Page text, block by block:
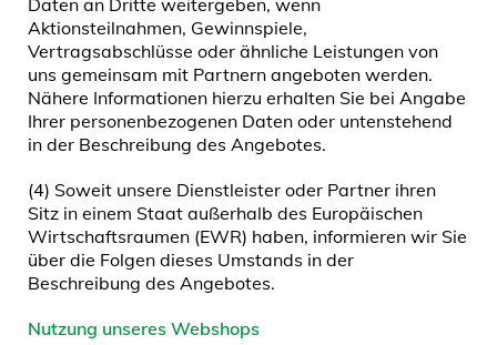
Daten an Dritte weitergeben, wenn
Aktionsteilnahmen, Gewinnspiele,
Vertragsabschlüsse oder ähnliche Leistungen von
uns gemeinsam mit Partnern angeboten werden.
Nähere Informationen hierzu erhalten Sie bei Angabe
Ihrer personenbezogenen Daten oder untenstehend
in der Beschreibung des Angebotes.
(4) Soweit unsere Dienstleister oder Partner ihren
Sitz in einem Staat außerhalb des Europäischen
Wirtschaftsraumen (EWR) haben, informieren wir Sie
über die Folgen dieses Umstands in der
Beschreibung des Angebotes.
Nutzung unseres Webshops